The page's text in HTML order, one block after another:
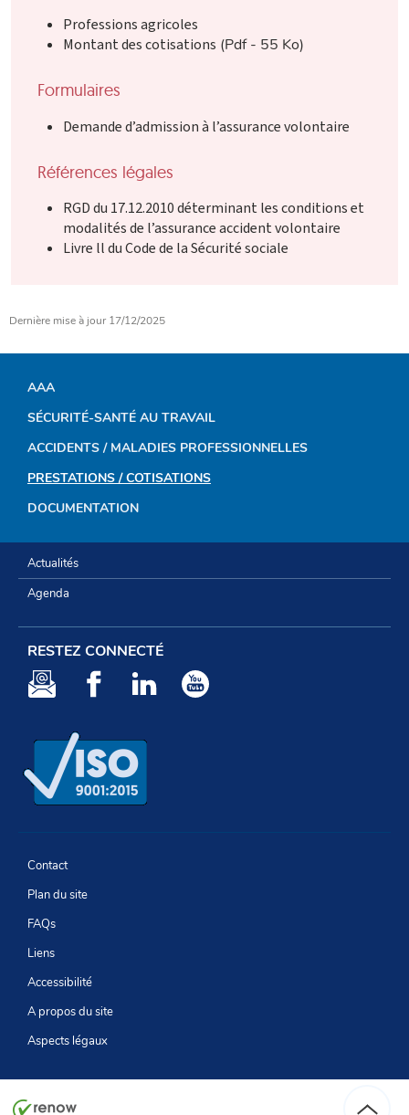
Professions agricoles
Montant des cotisations (Pdf - 55 Ko)
Formulaires
Demande d’admission à l’assurance volontaire
Références légales
RGD du 17.12.2010 déterminant les conditions et
modalités de l’assurance accident volontaire
Livre ll du Code de la Sécurité sociale
Dernière mise à jour 17/12/2025
MENU
DE
NAVIGATION
AAA
SÉCURITÉ-SANTÉ AU TRAVAIL
ACCIDENTS / MALADIES PROFESSIONNELLES
PRESTATIONS / COTISATIONS
DOCUMENTATION
Actualités
Agenda
RESTEZ CONNECTÉ
NewsletterFacebookLinkedIn
Contact
Plan du site
FAQs
Liens
Accessibilité
A propos du site
Aspects légaux